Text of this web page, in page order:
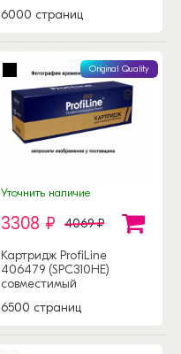
6000 страниц
Original Quality
Уточнить наличие
3308 ₽ 4069 ₽
Картридж ProfiLine
406479 (SPC310HE)
совместимый
6500 страниц